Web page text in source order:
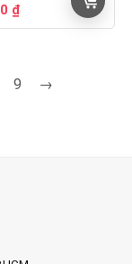
₫Giá
hiện
7.500.000 ₫.
9 →